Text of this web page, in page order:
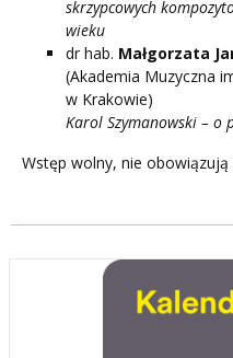
skrzypcowych
wieku
dr hab. Małgorzata
(Akademia Muzyczna
w Krakowie)
Karol Szymanowski – o
Wstęp wolny, nie obowiązują